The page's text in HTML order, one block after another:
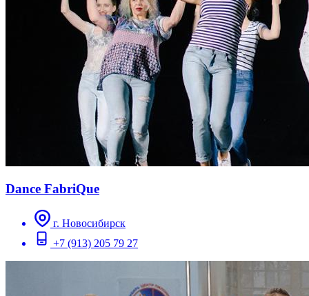
Dance FabriQue
г. Новосибирск
+7 (913) 205 79 27